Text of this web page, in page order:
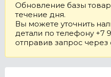
Обновление базы
течение дня.
Вы можете уточнить
детали по телефону +7
отправив запрос